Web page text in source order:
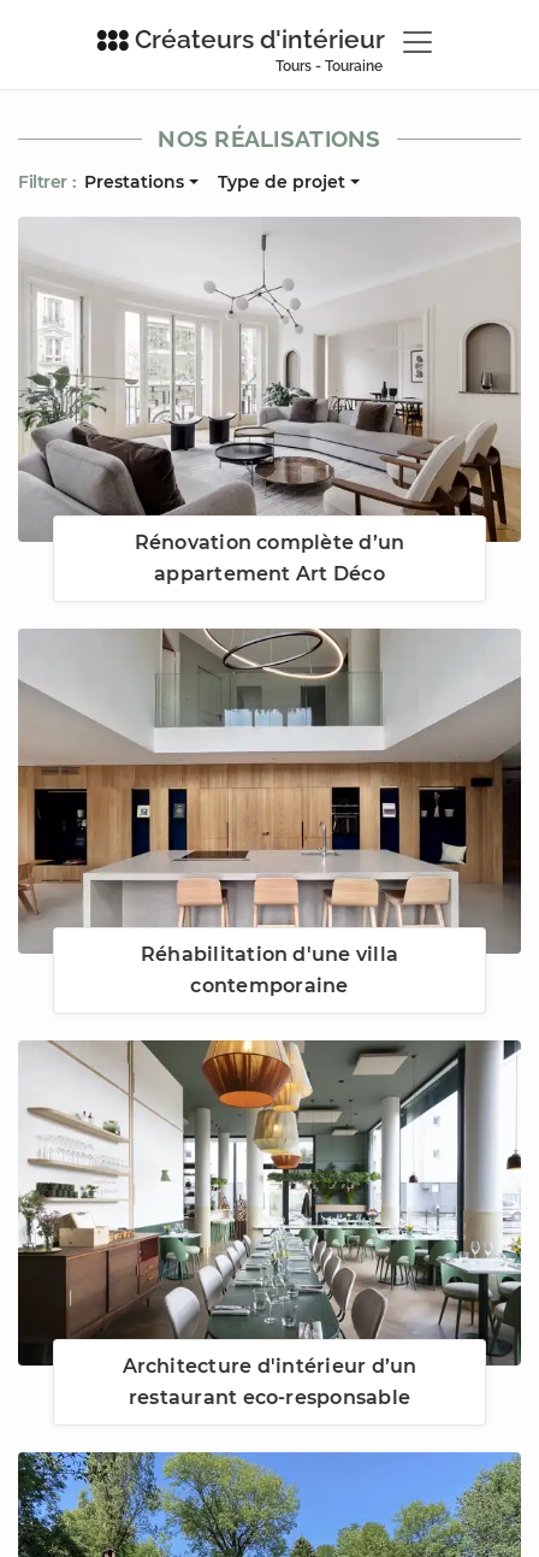
Créateurs d'intérieur
Tours - Touraine
NOS RÉALISATIONS
Filtrer : Prestations Type de projet
Rénovation complète d’un
appartement Art Déco
Réhabilitation d'une villa
contemporaine
Architecture d'intérieur d’un
restaurant eco-responsable